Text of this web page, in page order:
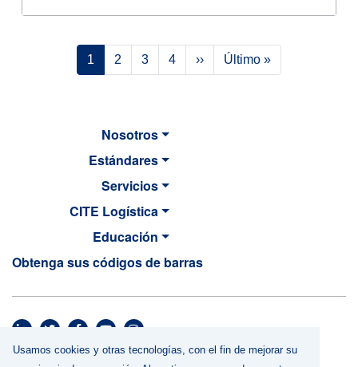
Paginación1 2 3 4 ››Siguiente página
Último »Última página
Nosotros
Estándares
Servicios
CITE Logística
Educación
Obtenga sus códigos de barras
Términos y Condiciones
Usamos cookies y otras tecnologías, con el fin de mejorar su